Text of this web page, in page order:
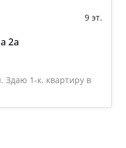
9 эт.
2а
Здаю 1-к. квартиру в